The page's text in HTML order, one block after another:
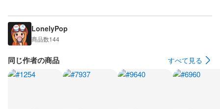
LonelyPop
商品数144
同じ作者の商品 すべて見る